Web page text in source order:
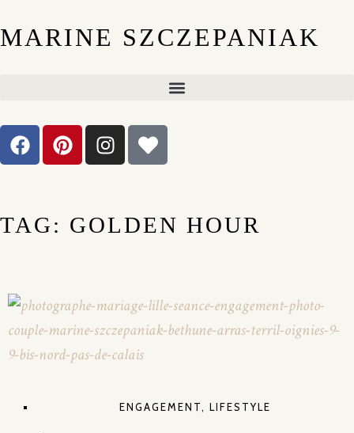
MARINE SZCZEPANIAK
TAG: GOLDEN HOUR
ENGAGEMENT, LIFESTYLE